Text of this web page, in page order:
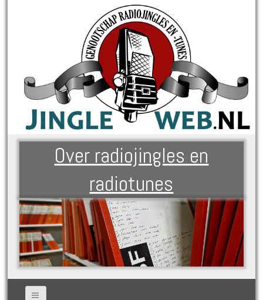
Over radiojingles en
radiotunes